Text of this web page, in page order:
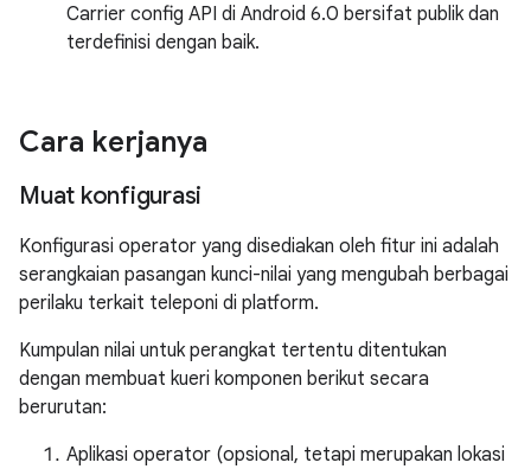
Carrier config API di Android 6.0 bersifat publik dan
terdefinisi dengan baik.
Cara kerjanya
Muat konfigurasi
Konfigurasi operator yang disediakan oleh fitur ini adalah
serangkaian pasangan kunci-nilai yang mengubah berbagai
perilaku terkait teleponi di platform.
Kumpulan nilai untuk perangkat tertentu ditentukan
dengan membuat kueri komponen berikut secara
berurutan:
Aplikasi operator (opsional, tetapi merupakan lokasi